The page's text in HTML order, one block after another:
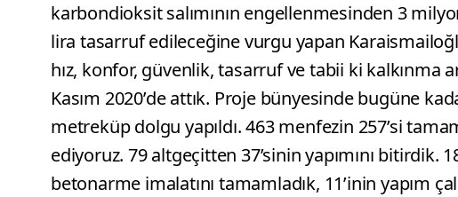
karbondioksit salımının engellenmesinden 3
lira tasarruf edileceğine vurgu yapan
hız, konfor, güvenlik, tasarruf ve tabii ki kalkınma
Kasım 2020’de attık. Proje bünyesinde bugüne
metreküp dolgu yapıldı. 463 menfezin 257’si
ediyoruz. 79 altgeçitten 37’sinin yapımını bitirdik.
betonarme imalatını tamamladık, 11’inin yapım